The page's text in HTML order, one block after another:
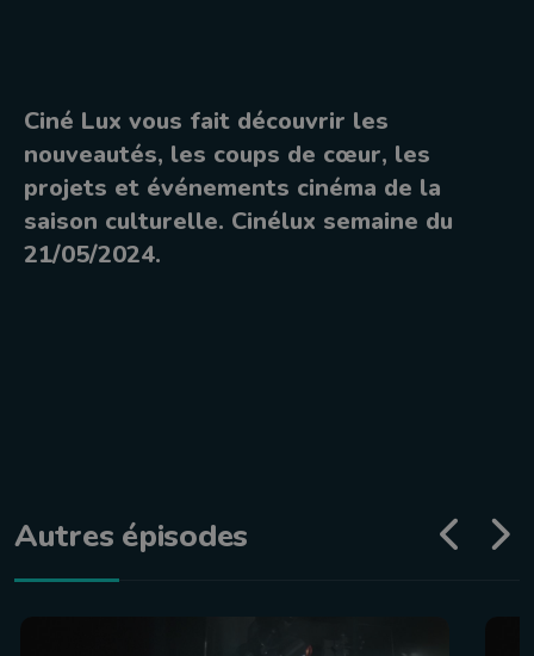
Ciné Lux vous fait découvrir les
nouveautés, les coups de cœur, les
projets et événements cinéma de la
saison culturelle. Cinélux semaine du
21/05/2024.
Autres épisodes